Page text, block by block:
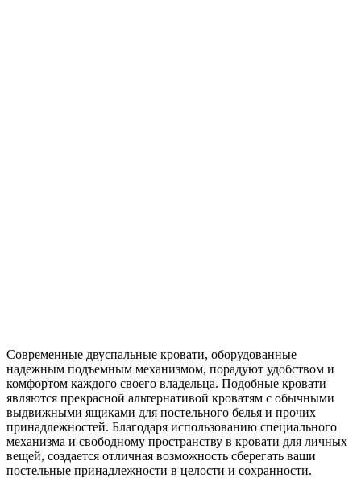
Современные двуспальные кровати, оборудованные
надежным подъемным механизмом, порадуют удобством и
комфортом каждого своего владельца. Подобные кровати
являются прекрасной альтернативой кроватям с обычными
выдвижными ящиками для постельного белья и прочих
принадлежностей. Благодаря использованию специального
механизма и свободному пространству в кровати для личных
вещей, создается отличная возможность сберегать ваши
постельные принадлежности в целости и сохранности.